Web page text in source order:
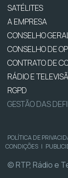
SATÉLITES
A EMPRESA
CONSELHO
CONSELHO DE
CONTRATO DE
RÁDIO E
RGPD
GESTÃO DAS
POLÍTICA DE
CONDIÇÕES |
© RTP, Rádio e